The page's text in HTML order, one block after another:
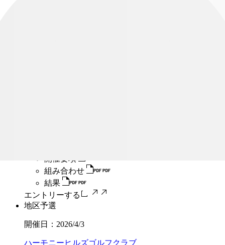
開催要項
組み合わせ
結果
エントリーする
地区予選
開催日： 2026/4/3
ハーモニーヒルズゴルフクラブ